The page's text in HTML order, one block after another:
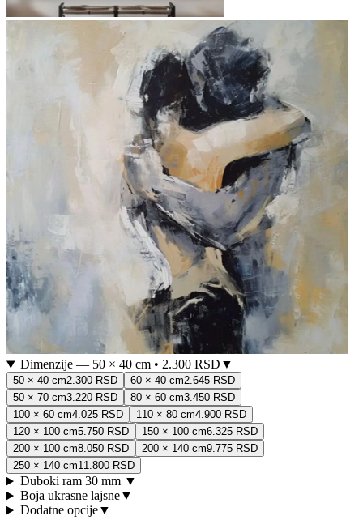
Dimenzije — 50 × 40 cm• 2.300 RSD ▼
50 × 40 cm2.300 RSD 60 × 40 cm2.645 RSD
50 × 70 cm3.220 RSD 80 × 60 cm3.450 RSD
100 × 60 cm4.025 RSD 110 × 80 cm4.900 RSD
120 × 100 cm5.750 RSD 150 × 100 cm6.325 RSD
200 × 100 cm8.050 RSD 200 × 140 cm9.775 RSD
250 × 140 cm11.800 RSD
Duboki ram 30 mm ▼
Boja ukrasne lajsne▼
Dodatne opcije▼